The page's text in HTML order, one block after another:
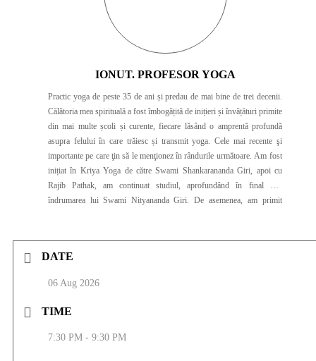
IONUT. PROFESOR YOGA
Practic yoga de peste 35 de ani și predau de mai bine de trei decenii.
Călătoria mea spirituală a fost îmbogățită de inițieri și învățături primite
din mai multe școli și curente, fiecare lăsând o amprentă profundă
asupra felului în care trăiesc și transmit yoga. Cele mai recente şi
importante pe care ţin să le menţionez în rândurile următoare. Am fost
inițiat în Kriya Yoga de către Swami Shankarananda Giri, apoi cu
Rajib Pathak, am continuat studiul, aprofundând în final sub
îndrumarea lui Swami Nityananda Giri. De asemenea, am primit
doctor în filozofie la Universitatea Charles. Cel mai mult m-am dedicat
Mark Dyczkowski, doctor în științe orientale la Universitatea Oxford
un maestru bhakta desăvârșit, care a trăit 16 ani pe vârfurile Himalayei
DATE
06 Aug 2026
TIME
7:30 PM - 9:30 PM